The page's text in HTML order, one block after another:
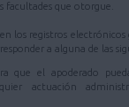
facultades que otorgue.
los registros electrónicos
a alguna de las
que el apoderado
actuación